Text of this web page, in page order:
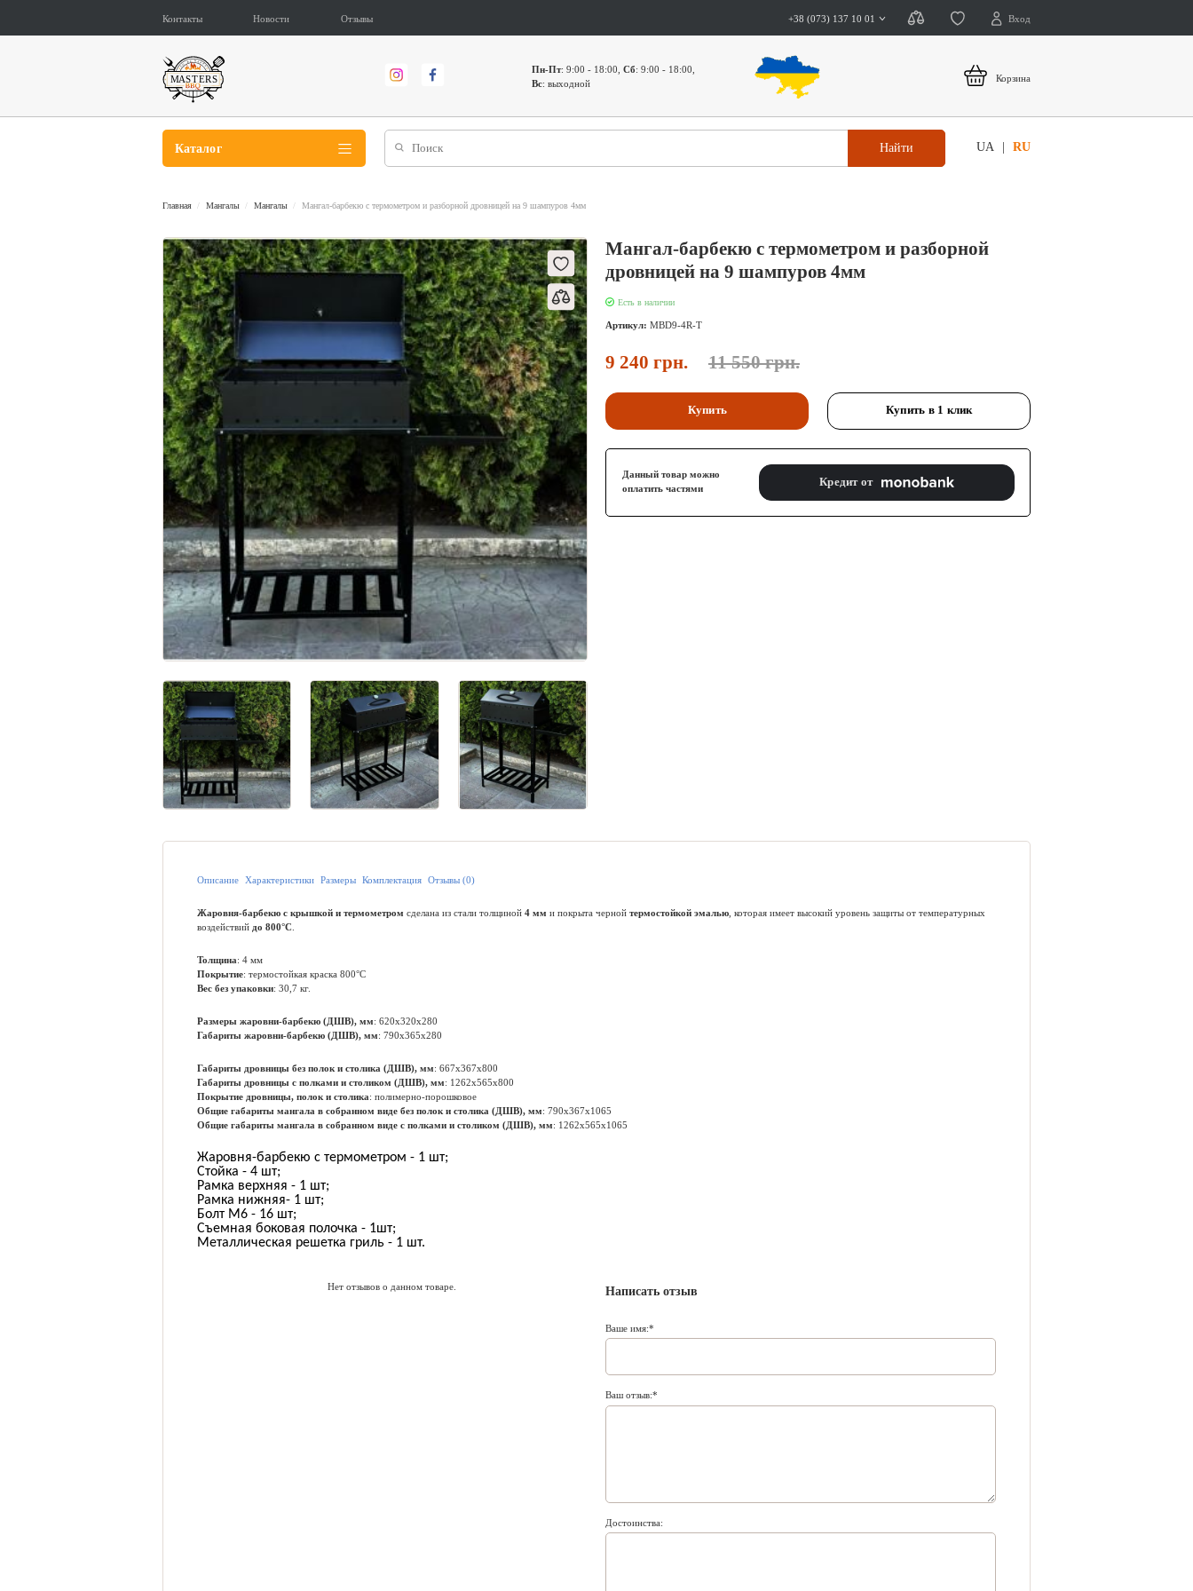
Контакты Новости Отзывы Вход
+38 (073) 137 10 01
Пн-Пт: 9:00 - 18:00,Сб: 9:00 - 18:00,
Вс: выходной Корзина
Каталог Найти UA RU
Главная Мангалы Мангалы Мангал-барбекю с термометром и разборной дровницей на 9 шампуров 4мм
Мангал-барбекю с термометром и разборной
дровницей на 9 шампуров 4мм
Есть в наличии
Артикул:МBD9-4R-T
9 240 грн. 11 550 грн.
Купить Купить в 1 клик
Данный товар можно
оплатить частями
Кредит от
Описание Характеристики Размеры Комплектация Отзывы (0)
Жаровня-барбекю с крышкой и термометром сделана из стали толщиной4 мм и покрыта чернойтермостойкой эмалью , которая имеет высокий уровень защиты от температурных
воздействий до 800°C
Толщина: 4 мм
Покрытие: термостойкая краска 800°С
Вес без упаковки: 30,7 кг.
Размеры жаровни-барбекю (ДШВ), мм: 620х320х280
Габариты жаровни-барбекю (ДШВ), мм: 790х365х280
Габариты дровницы без полок и столика (ДШВ), мм: 667х367х800
Габариты дровницы с полками и столиком (ДШВ), мм: 1262х565х800
Покрытие дровницы, полок и столика: полимерно-порошковое
Общие габариты мангала в собранном виде без полок и столика (ДШВ), мм: 790х367х1065
Общие габариты мангала в собранном виде с полками и столиком (ДШВ), мм: 1262х565х1065
Жаровня-барбекю с термометром - 1 шт;
Стойка - 4 шт;
Рамка верхняя - 1 шт;
Рамка нижняя- 1 шт;
Болт М6 - 16 шт;
Съемная боковая полочка - 1шт;
Металлическая решетка гриль - 1 шт.
Написать отзыв
Ваше имя:
Ваш отзыв:
Достоинства:
Нет отзывов о данном товаре.